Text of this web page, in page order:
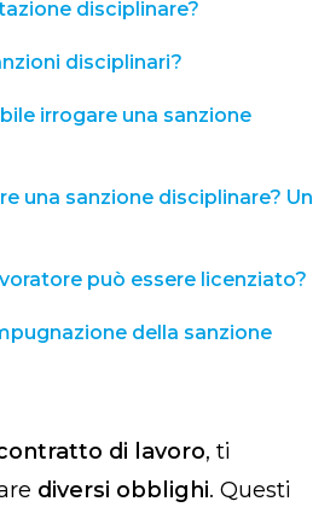
disciplinare?
disciplinari?
irrogare una sanzione
una sanzione disciplinare? Un
può essere licenziato?
della sanzione
di lavoro, ti
diversi obblighi. Questi